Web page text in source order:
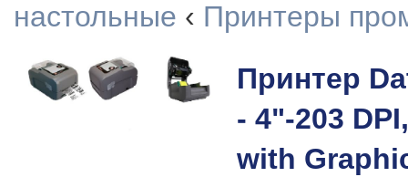
настольные ‹ Принтеры
Принтер
- 4"-203
with